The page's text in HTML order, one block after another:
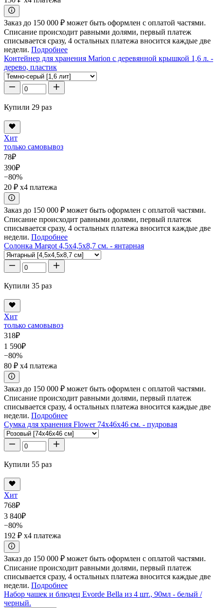
Заказ до 150 000 ₽ может быть оформлен с оплатой частями.
Списание происходит равными долями, первый платеж
списывается сразу, 4 остальных платежа вносится каждые две
недели. Подробнее
Контейнер для хранения Marion с деревянной крышкой 1,6 л. -
дерево, пластик
Купили 29 раз
Хит
только самовывоз
78₽
390₽
−80%
20 ₽ x4 платежа
Заказ до 150 000 ₽ может быть оформлен с оплатой частями.
Списание происходит равными долями, первый платеж
списывается сразу, 4 остальных платежа вносится каждые две
недели. Подробнее
Солонка Margot 4,5x4,5x8,7 см. - янтарная
Купили 35 раз
Хит
только самовывоз
318₽
1 590₽
−80%
80 ₽ x4 платежа
Заказ до 150 000 ₽ может быть оформлен с оплатой частями.
Списание происходит равными долями, первый платеж
списывается сразу, 4 остальных платежа вносится каждые две
недели. Подробнее
Сумка для хранения Flower 74x46x46 см. - пудровая
Купили 55 раз
Хит
768₽
3 840₽
−80%
192 ₽ x4 платежа
Заказ до 150 000 ₽ может быть оформлен с оплатой частями.
Списание происходит равными долями, первый платеж
списывается сразу, 4 остальных платежа вносится каждые две
недели. Подробнее
Набор чашек и блюдец Evorde Bella из 4 шт., 90мл - белый /
черный.